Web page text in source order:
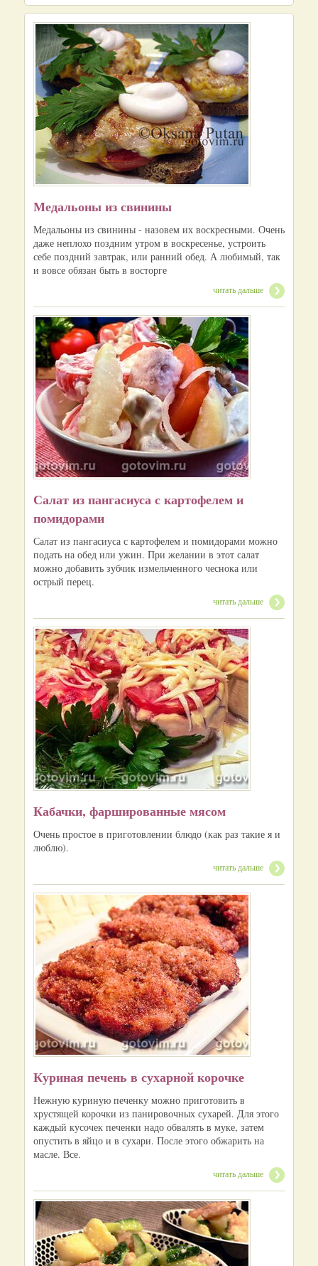
Медальоны из свинины
Медальоны из свинины - назовем их воскресными. Очень
даже неплохо поздним утром в воскресенье, устроить
себе поздний завтрак, или ранний обед. А любимый, так
и вовсе обязан быть в восторге
читать дальше
Салат из пангасиуса с картофелем и
помидорами
Салат из пангасиуса с картофелем и помидорами можно
подать на обед или ужин. При желании в этот салат
можно добавить зубчик измельченного чеснока или
острый перец.
читать дальше
Кабачки, фаршированные мясом
Очень простое в приготовлении блюдо (как раз такие я и
люблю).
читать дальше
Куриная печень в сухарной корочке
Нежную куриную печенку можно приготовить в
хрустящей корочки из панировочных сухарей. Для этого
каждый кусочек печенки надо обвалять в муке, затем
опустить в яйцо и в сухари. После этого обжарить на
масле. Все.
читать дальше